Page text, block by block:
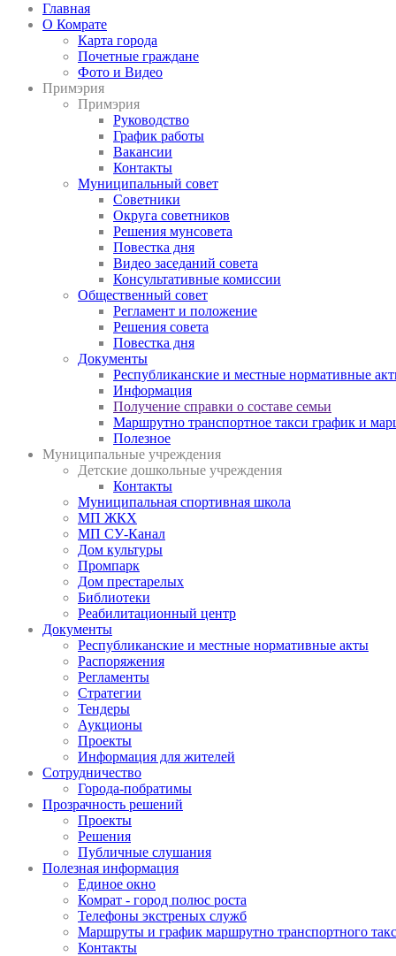
Главная
О Комрате
Карта города
Почетные граждане
Фото и Видео
Примэрия
Примэрия
Руководство
График работы
Вакансии
Контакты
Муниципальный совет
Советники
Округа советников
Решения мунсовета
Повестка дня
Видео заседаний совета
Консультативные комиссии
Общественный совет
Регламент и положение
Решения совета
Повестка дня
Документы
Республиканские и местные нормативные
Информация
Получение справки о составе семьи
Маршрутно транспортное такси график и
Полезное
Муниципальные учреждения
Детские дошкольные учреждения
Контакты
Муниципальная спортивная школа
МП ЖКХ
МП СУ-Канал
Дом культуры
Промпарк
Дом престарелых
Библиотеки
Реабилитационный центр
Документы
Республиканские и местные нормативные акты
Распоряжения
Регламенты
Стратегии
Тендеры
Аукционы
Проекты
Информация для жителей
Сотрудничество
Города-побратимы
Прозрачность решений
Проекты
Решения
Публичные слушания
Полезная информация
Единое окно
Комрат - город полюс роста
Телефоны экстреных служб
Маршруты и график маршрутно транспортного
Контакты